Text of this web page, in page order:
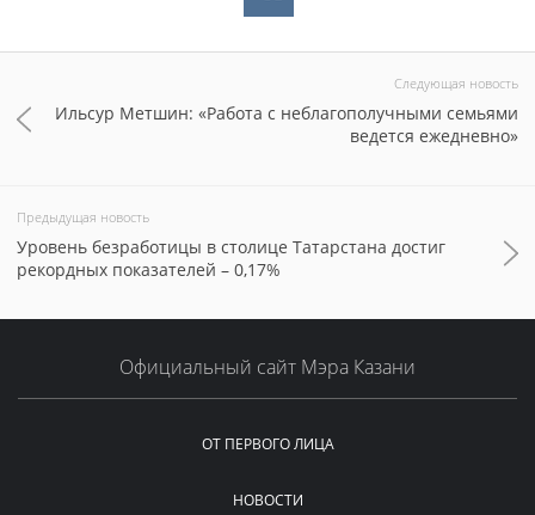
Следующая новость
Ильсур Метшин: «Работа с неблагополучными семьями
ведется ежедневно»
Предыдущая новость
Уровень безработицы в столице Татарстана достиг
рекордных показателей – 0,17%
Официальный сайт Мэра Казани
ОТ ПЕРВОГО ЛИЦА
НОВОСТИ